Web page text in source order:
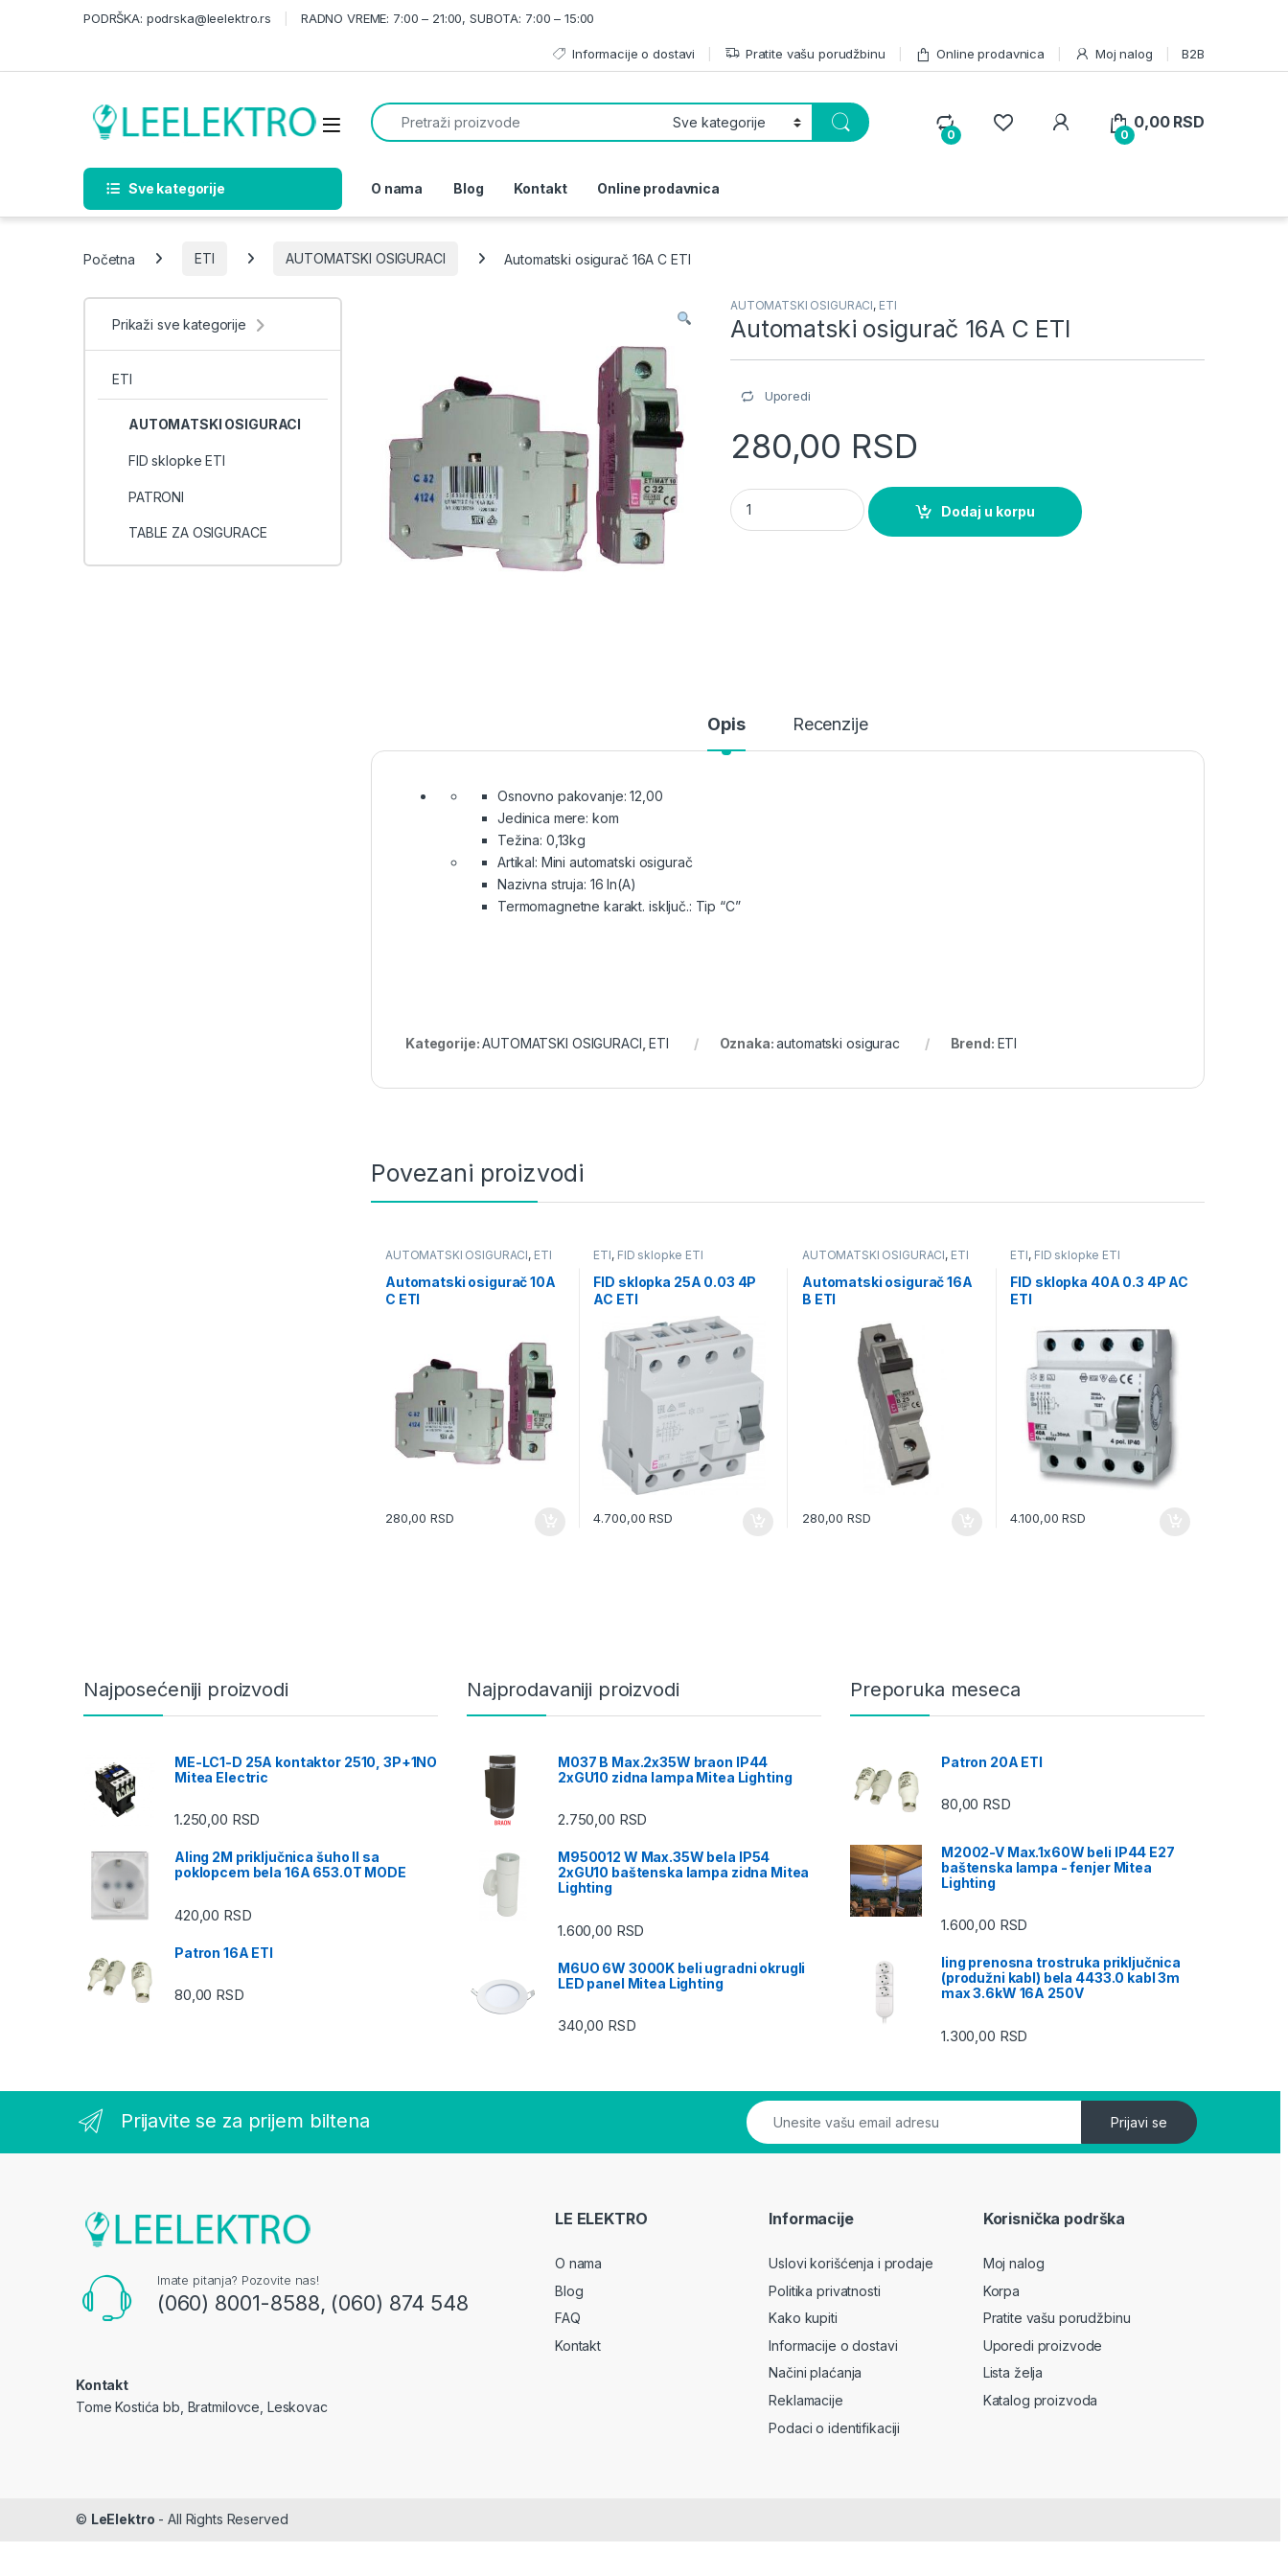
PODRŠKA: podrska@leelektro.rs RADNO VREME: 7:00 – 21:00, SUBOTA: 7:00 – 15:00
Informacije o dostavi Pratite vašu porudžbinu Online prodavnica Moj nalog B2B
Search for:
0 0
0,00 RSD
Sve kategorije O nama Blog Kontakt Online prodavnica
Početna ETI AUTOMATSKI OSIGURACI Automatski osigurač 16A C ETI
AUTOMATSKI OSIGURACI, ETI
Automatski osigurač 16A C ETI
Uporedi
280,00 RSD
Automatski osigurač 16A C ETI quantity
Dodaj u korpu
Opis Recenzije
Osnovno pakovanje: 12,00
Jedinica mere: kom
Težina: 0,13kg
Artikal: Mini automatski osigurač
Nazivna struja: 16 In(A)
Termomagnetne karakt. isključ.: Tip “C”
Kategorije:AUTOMATSKI OSIGURACI ,ETI Oznaka:automatski osigurac Brend: ETI
Povezani proizvodi
AUTOMATSKI OSIGURACI, ETI
Automatski osigurač 10A
C ETI
280,00RSD
ETI, FID sklopke ETI
FID sklopka 25A 0.03 4P
AC ETI
4.700,00RSD
AUTOMATSKI OSIGURACI, ETI
Automatski osigurač 16A
B ETI
280,00RSD
ETI, FID sklopke ETI
FID sklopka 40A 0.3 4P AC
ETI
4.100,00RSD
Prikaži sve kategorije
ETI
AUTOMATSKI OSIGURACI
FID sklopke ETI
PATRONI
TABLE ZA OSIGURACE
Najposećeniji proizvodi
ME-LC1-D 25A kontaktor 2510, 3P+1NO
Mitea Electric
1.250,00 RSD
Aling 2M priključnica šuho II sa
poklopcem bela 16A 653.0T MODE
420,00 RSD
Patron 16A ETI
80,00 RSD
Najprodavaniji proizvodi
M037 B Max.2x35W braon IP44
2xGU10 zidna lampa Mitea Lighting
2.750,00 RSD
M950012 W Max.35W bela IP54
2xGU10 baštenska lampa zidna Mitea
Lighting
1.600,00 RSD
M6UO 6W 3000K beli ugradni okrugli
LED panel Mitea Lighting
340,00 RSD
Preporuka meseca
Patron 20A ETI
80,00 RSD
M2002-V Max.1x60W beli IP44 E27
baštenska lampa - fenjer Mitea
Lighting
1.600,00 RSD
ling prenosna trostruka priključnica
(produžni kabl) bela 4433.0 kabl 3m
max 3.6kW 16A 250V
1.300,00 RSD
Prijavite se za prijem biltena Prijavi se
Imate pitanja? Pozovite nas!
(060) 8001-8588, (060) 874 548
Kontakt
Tome Kostića bb, Bratmilovce, Leskovac
LE ELEKTRO
O nama
Blog
FAQ
Kontakt
Informacije
Uslovi korišćenja i prodaje
Politika privatnosti
Kako kupiti
Informacije o dostavi
Načini plaćanja
Reklamacije
Podaci o identifikaciji
Korisnička podrška
Moj nalog
Korpa
Pratite vašu porudžbinu
Uporedi proizvode
Lista želja
Katalog proizvoda
© LeElektro - All Rights Reserved